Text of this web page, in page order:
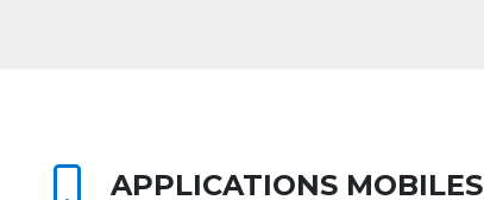
APPLICATIONS MOBILES